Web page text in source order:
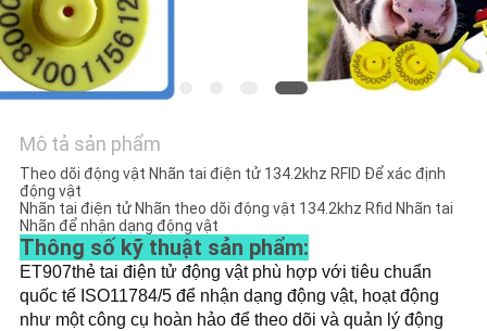
YÊU
CẦU
BÁO
GIÁ
SƠ
ĐỒ
TRANG
WEB
Mô tả sản phẩm
Theo dõi động vật Nhãn tai điện tử 134.2khz RFID Để xác định
động vật
Nhãn tai điện tử Nhãn theo dõi động vật 134.2khz Rfid Nhãn tai
Nhãn để nhận dạng động vật
Thông số kỹ thuật sản phẩm:
ET907thẻ tai điện tử động vật phù hợp với tiêu chuẩn
quốc tế ISO11784/5 để nhận dạng động vật, hoạt động
như một công cụ hoàn hảo để theo dõi và quản lý động